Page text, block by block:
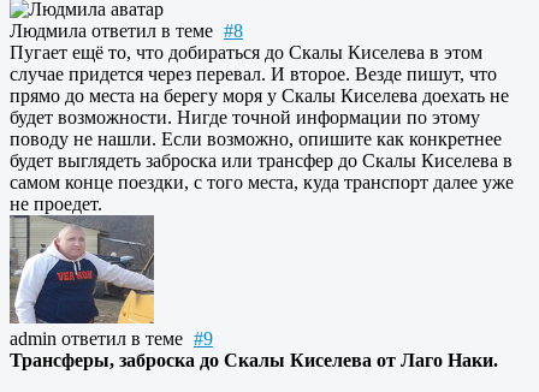
Людмила ответил в теме #8
Пугает ещё то, что добираться до Скалы Киселева в этом
случае придется через перевал. И второе. Везде пишут, что
прямо до места на берегу моря у Скалы Киселева доехать не
будет возможности. Нигде точной информации по этому
поводу не нашли. Если возможно, опишите как конкретнее
будет выглядеть заброска или трансфер до Скалы Киселева в
самом конце поездки, с того места, куда транспорт далее уже
не проедет.
admin ответил в теме #9
Трансферы, заброска до Скалы Киселева от Лаго Наки.